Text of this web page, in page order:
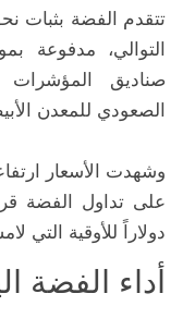
تتقدم الفضة
التوالي، مدفوعة
صناديق المؤشرات
الصعودي للمعدن
دولاراً للأوقية التي
أداء الفضة